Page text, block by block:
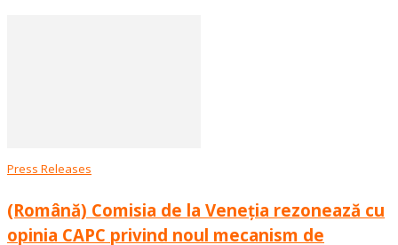
Press Releases
(Română) Comisia de la Veneția rezonează cu
opinia CAPC privind noul mecanism de